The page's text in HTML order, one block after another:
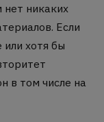
нет никаких
Если
хотя бы
в том числе на